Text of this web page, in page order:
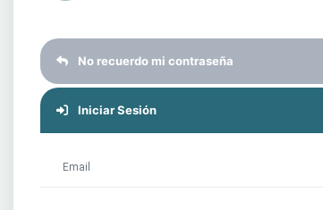
No recuerdo mi contraseña
Iniciar Sesión